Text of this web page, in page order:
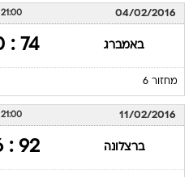
04/02/2016
21:00
באמברג 74 : 70
מחזור 6
11/02/2016
21:00
ברצלונה 92 : 86